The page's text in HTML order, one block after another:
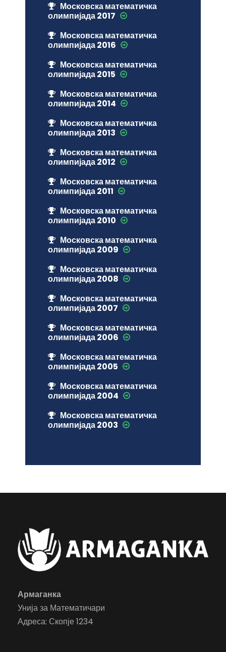
Московска математичка
олимпијада 2017
Московска математичка
олимпијада 2016
Московска математичка
олимпијада 2015
Московска математичка
олимпијада 2014
Московска математичка
олимпијада 2013
Московска математичка
олимпијада 2012
Московска математичка
олимпијада 2011
Московска математичка
олимпијада 2010
Московска математичка
олимпијада 2009
Московска математичка
олимпијада 2008
Московска математичка
олимпијада 2007
Московска математичка
олимпијада 2006
Московска математичка
олимпијада 2005
Московска математичка
олимпијада 2004
Московска математичка
олимпијада 2003
Армаганка
Унија за Математичари
Адреса: Скопје 1234